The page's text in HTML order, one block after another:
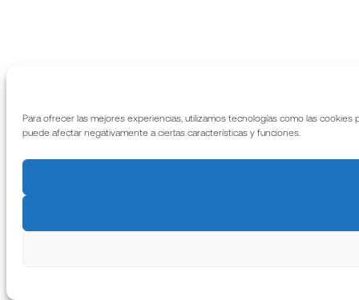
Para ofrecer las mejores experiencias, utilizamos tecnologías como las
puede afectar negativamente a ciertas características y funciones.